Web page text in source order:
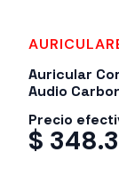
Auricular
Audio
Precio
$